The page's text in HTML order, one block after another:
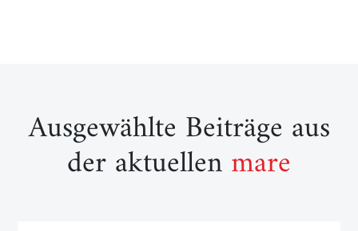
Ausgewählte Beiträge aus
der aktuellenmare